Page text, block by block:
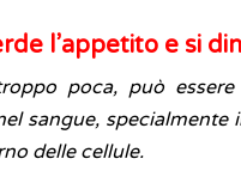
l’appetito e si
poca, può
sangue,
delle cellule.